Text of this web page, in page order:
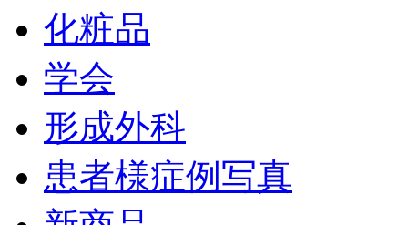
化粧品
学会
形成外科
患者様症例写真